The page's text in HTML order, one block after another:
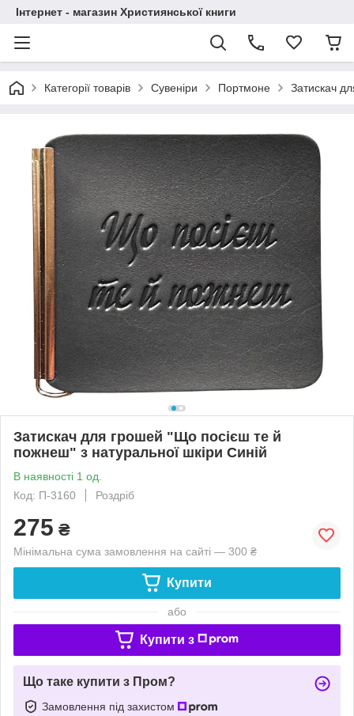
Інтернет - магазин Християнської книги
Категорії товарів Сувеніри Портмоне Затискач
Затискач для грошей "Що посієш те й
пожнеш" з натуральної шкіри Синій
В наявності 1 од.
Код: П-3160
Роздріб
275 ₴
Мінімальна сума замовлення на сайті — 300 ₴
Купити
або
Купити з
Що таке купити з Пром?
Замовлення під захистом